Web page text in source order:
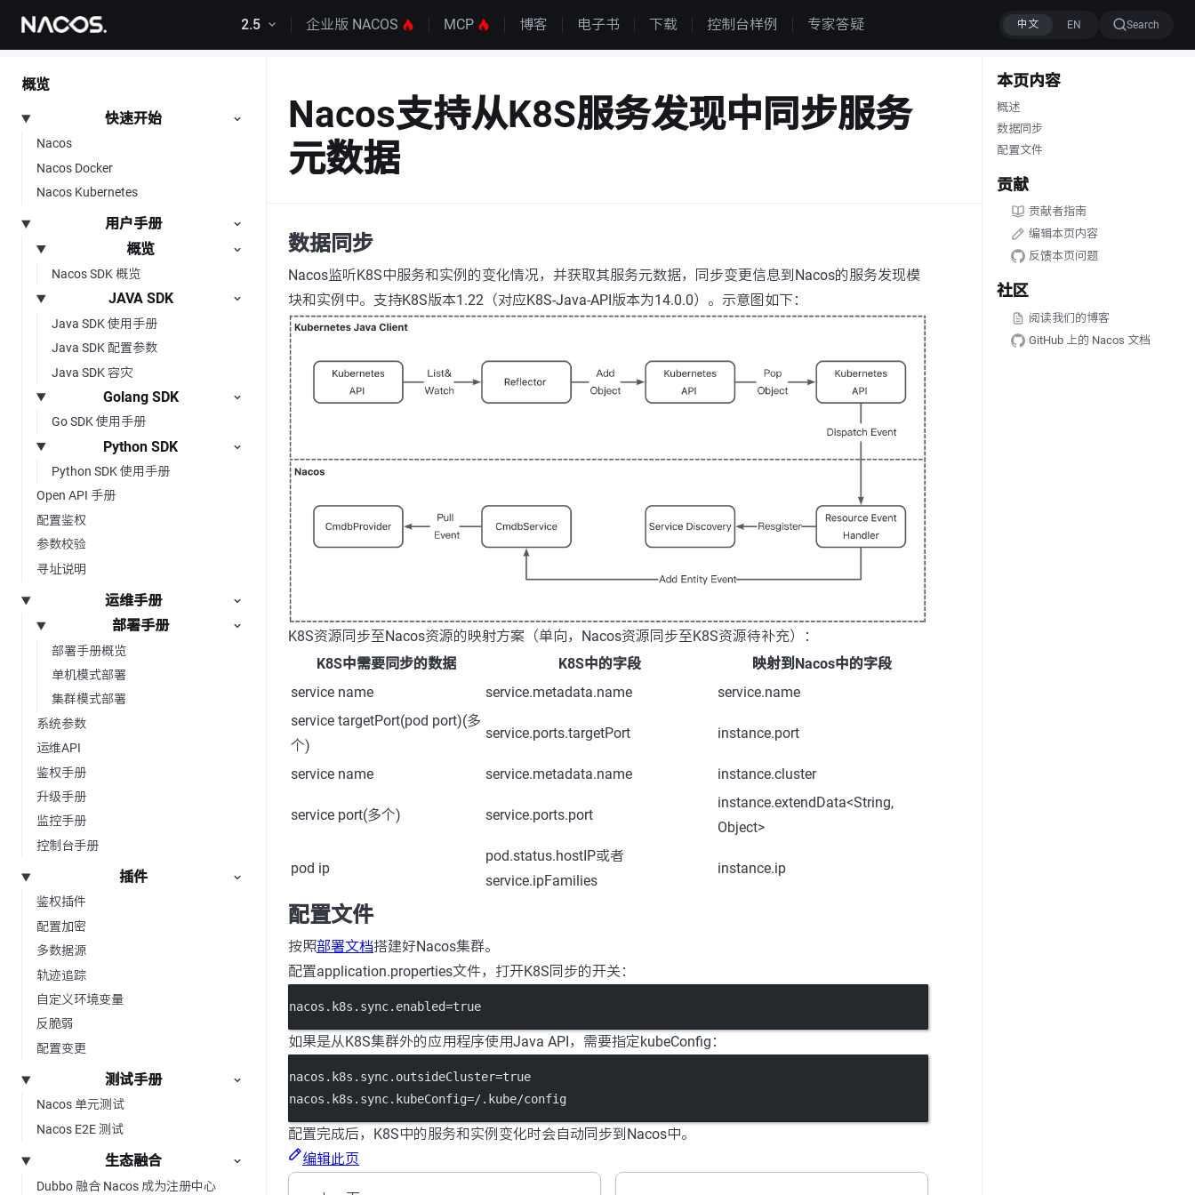
跳转到内容 2.5 企业版 NACOS MCP 博客 电子书 下载 控制台样例 专家答疑 Search
概览
快速开始
Nacos
Nacos Docker
Nacos Kubernetes
用户手册
概览
Nacos SDK 概览
JAVA SDK
Java SDK 使用手册
Java SDK 配置参数
Java SDK 容灾
Golang SDK
Go SDK 使用手册
Python SDK
Python SDK 使用手册
Open API 手册
配置鉴权
参数校验
寻址说明
运维手册
部署手册
部署手册概览
单机模式部署
集群模式部署
系统参数
运维API
鉴权手册
升级手册
监控手册
控制台手册
插件
鉴权插件
配置加密
多数据源
轨迹追踪
自定义环境变量
反脆弱
配置变更
测试手册
Nacos 单元测试
Nacos E2E 测试
生态融合
Dubbo 融合 Nacos 成为注册中心
本页内容
概述
数据同步
配置文件
贡献
贡献者指南
编辑本页内容
反馈本页问题
社区
阅读我们的博客
GitHub 上的 Nacos 文档
Nacos支持从K8S服务发现中同步服务
元数据
数据同步
Nacos监听K8S中服务和实例的变化情况，并获取其服务元数据，同步变更信息到Nacos的服务发现模
块和实例中。支持K8S版本1.22（对应K8S-Java-API版本为14.0.0）。示意图如下：
K8S资源同步至Nacos资源的映射方案（单向，Nacos资源同步至K8S资源待补充）：
K8S中需要同步的数据
K8S中的字段
映射到Nacos中的字段
service name
service.metadata.name
service.name
service targetPort(pod port)(多
个)
service.ports.targetPort instance.port
service name service.metadata.name instance.cluster
service port(多个) service.ports.port
instance.extendData<String,
Object>
pod ip
pod.status.hostIP或者
service.ipFamilies
instance.ip
配置文件
按照部署文档搭建好Nacos集群。
配置application.properties文件，打开K8S同步的开关：
nacos.k8s.sync.enabled=true
如果是从K8S集群外的应用程序使用Java API，需要指定kubeConfig：
nacos.k8s.sync.outsideCluster=true
nacos.k8s.sync.kubeConfig=/.kube/config
配置完成后，K8S中的服务和实例变化时会自动同步到Nacos中。
编辑此页